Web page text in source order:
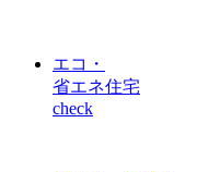
エコ・
省エネ住宅
check